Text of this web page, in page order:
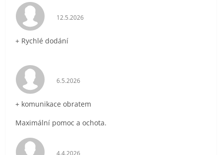
Hodnocení obchodu je 5 z 5 hvězdiček.
12.5.2026
+ Rychlé dodání
Hodnocení obchodu je 5 z 5 hvězdiček.
6.5.2026
+ komunikace obratem
Maximální pomoc a ochota.
Hodnocení obchodu je 5 z 5 hvězdiček.
4.4.2026